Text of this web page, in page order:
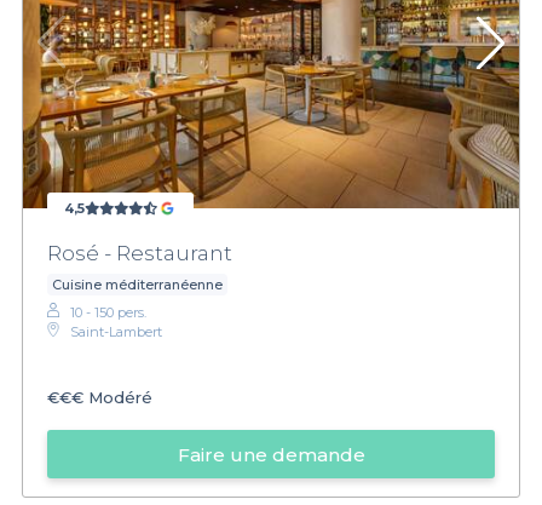
4,5
Rosé - Restaurant
Cuisine méditerranéenne
10 - 150 pers.
Saint-Lambert
€€€ Modéré
Faire une demande